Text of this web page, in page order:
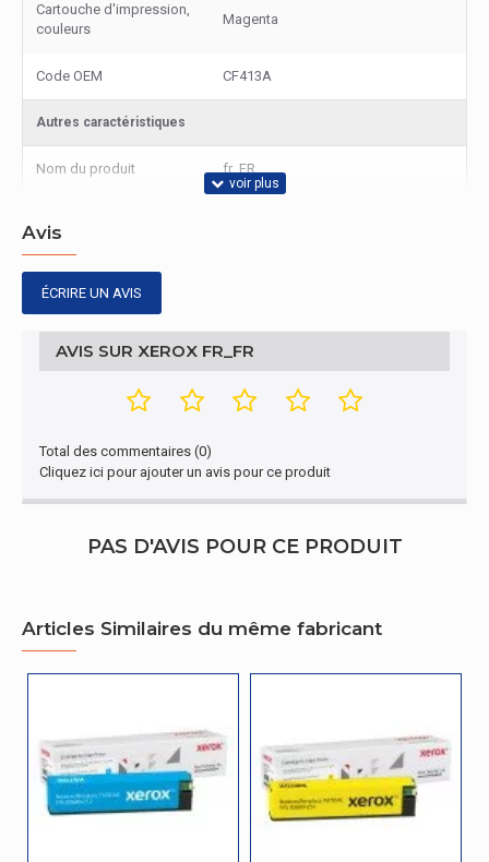
Cartouche d'impression,
couleurs
Magenta
Code OEM CF413A
Autres caractéristiques
Nom du produit fr_FR
Type Original
Certification
Avis
ÉCRIRE UN AVIS
AVIS SUR XEROX FR_FR
Total des commentaires (0)
Cliquez ici pour ajouter un avis pour ce produit
PAS D'AVIS POUR CE PRODUIT
Articles Similaires du même fabricant